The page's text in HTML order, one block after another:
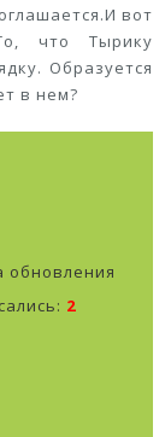
вот
что Тырику
Образуется
в нем?
обновления
2